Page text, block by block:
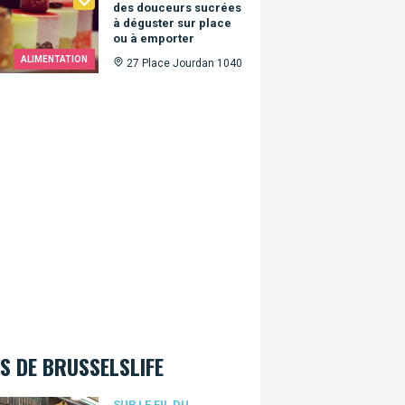
ALIMENTATION
des douceurs sucrées
à déguster sur place
ou à emporter
27 Place Jourdan 1040
DE BRUSSELSLIFE